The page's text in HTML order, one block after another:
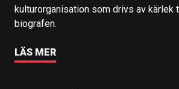
kulturorganisation som drivs av kärlek
biografen.
LÄS MER